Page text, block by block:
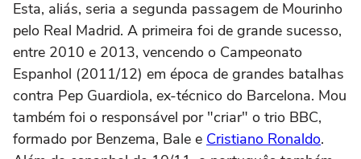
Esta, aliás, seria a segunda passagem de Mourinho
pelo Real Madrid. A primeira foi de grande sucesso,
entre 2010 e 2013, vencendo o Campeonato
Espanhol (2011/12) em época de grandes batalhas
contra Pep Guardiola, ex-técnico do Barcelona. Mou
também foi o responsável por "criar" o trio BBC,
formado por Benzema, Bale e Cristiano Ronaldo.